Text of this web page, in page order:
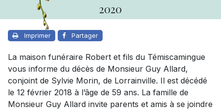
2020
Imprimer Partager
La maison funéraire Robert et fils du Témiscamingue
vous informe du décès de Monsieur Guy Allard,
conjoint de Sylvie Morin, de Lorrainville. Il est décédé
le 12 février 2018 à l’âge de 59 ans. La famille de
Monsieur Guy Allard invite parents et amis à se joindre